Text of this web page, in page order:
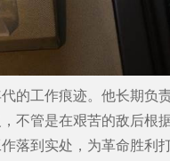
的工作痕迹。他长期负
不管是在艰苦的敌后根
落到实处，为革命胜利